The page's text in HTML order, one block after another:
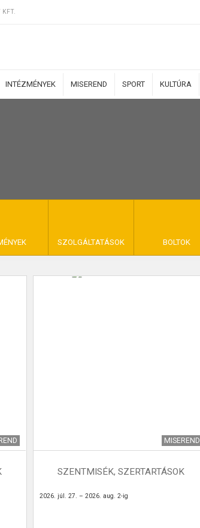
KFT.
INTÉZMÉNYEK MISEREND SPORT KULTÚRA
SZOLGÁLTATÁSOK BOLTOK
MISEREND
SZENTMISÉK, SZERTARTÁSOK
2026. júl. 27. – 2026. aug. 2-ig